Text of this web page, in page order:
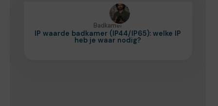
Badkamer
IP waarde badkamer (IP44/IP65): welke IP
heb je waar nodig?